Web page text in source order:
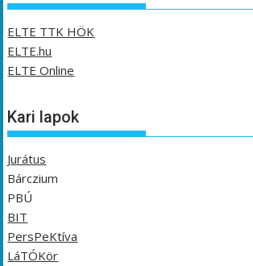
ELTE TTK HÖK
ELTE.hu
ELTE Online
Kari lapok
Jurátus
Bárczium
PBÚ
BIT
PersPeKtíva
LáTÓKör